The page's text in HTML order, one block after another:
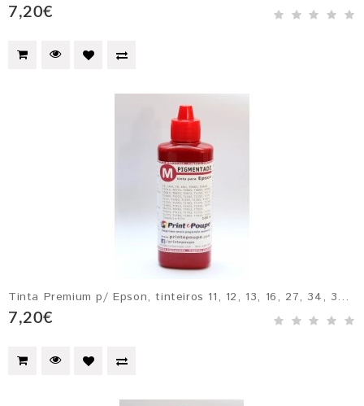
7,20€
Tinta Premium p/ Epson, tinteiros 11, 12, 13, 16, 27, 34, 35 - MAGENTA Pigmentado
7,20€